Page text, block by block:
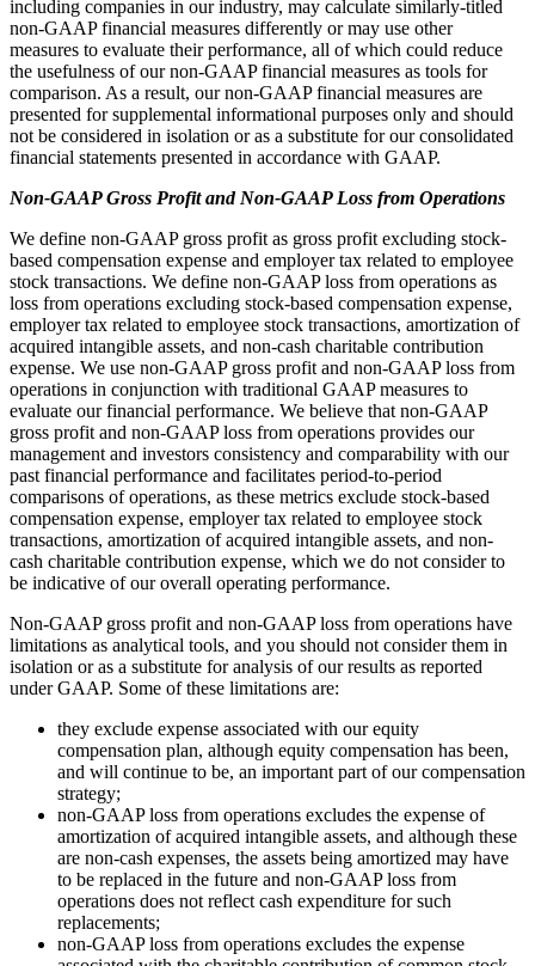
including companies in our industry, may calculate similarly-titled
non-GAAP financial measures differently or may use other
measures to evaluate their performance, all of which could reduce
the usefulness of our non-GAAP financial measures as tools for
comparison. As a result, our non-GAAP financial measures are
presented for supplemental informational purposes only and should
not be considered in isolation or as a substitute for our consolidated
financial statements presented in accordance with GAAP.
Non-GAAP Gross Profit and Non-GAAP Loss from Operations
We define non-GAAP gross profit as gross profit excluding stock-
based compensation expense and employer tax related to employee
stock transactions. We define non-GAAP loss from operations as
loss from operations excluding stock-based compensation expense,
employer tax related to employee stock transactions, amortization of
acquired intangible assets, and non-cash charitable contribution
expense. We use non-GAAP gross profit and non-GAAP loss from
operations in conjunction with traditional GAAP measures to
evaluate our financial performance. We believe that non-GAAP
gross profit and non-GAAP loss from operations provides our
management and investors consistency and comparability with our
past financial performance and facilitates period-to-period
comparisons of operations, as these metrics exclude stock-based
compensation expense, employer tax related to employee stock
transactions, amortization of acquired intangible assets, and non-
cash charitable contribution expense, which we do not consider to
be indicative of our overall operating performance.
Non-GAAP gross profit and non-GAAP loss from operations have
limitations as analytical tools, and you should not consider them in
isolation or as a substitute for analysis of our results as reported
under GAAP. Some of these limitations are:
they exclude expense associated with our equity
compensation plan, although equity compensation has been,
and will continue to be, an important part of our compensation
strategy;
non-GAAP loss from operations excludes the expense of
amortization of acquired intangible assets, and although these
are non-cash expenses, the assets being amortized may have
to be replaced in the future and non-GAAP loss from
operations does not reflect cash expenditure for such
replacements;
non-GAAP loss from operations excludes the expense